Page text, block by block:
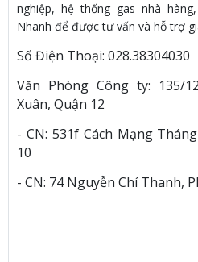
nghiệp, hệ thống gas nhà
Nhanh để được tư vấn và hỗ trợ
Số Điện Thoại: 028.38304030
Văn Phòng Công ty: 135/
Xuân, Quận 12
- CN: 531f Cách Mạng
10
- CN: 74 Nguyễn Chí Thanh,